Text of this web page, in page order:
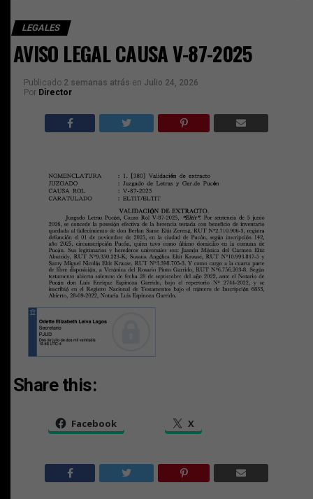
LEGALES
AVISO LEGAL CAUSA V-87-2025
Publicado 2 semanas atrás en Julio 24, 2026
Por Director
Share this:
Facebook X